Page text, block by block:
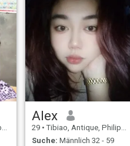
Alex
29 • Tibiao, Antique, Philippinen
Suche: Männlich 32 - 59